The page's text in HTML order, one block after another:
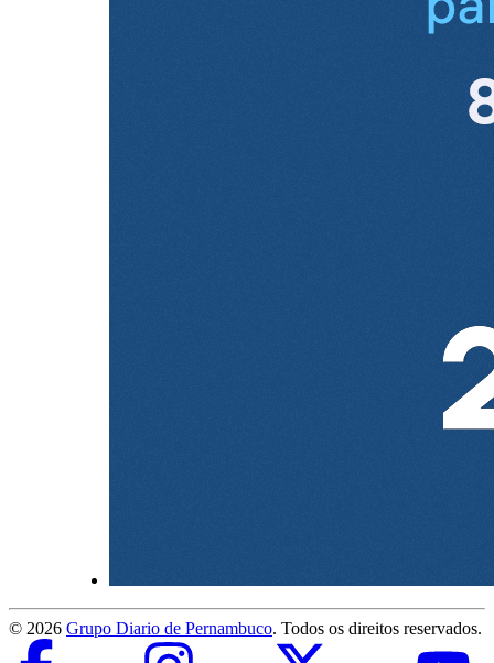
© 2026 Grupo Diario de Pernambuco. Todos os direitos reservados.